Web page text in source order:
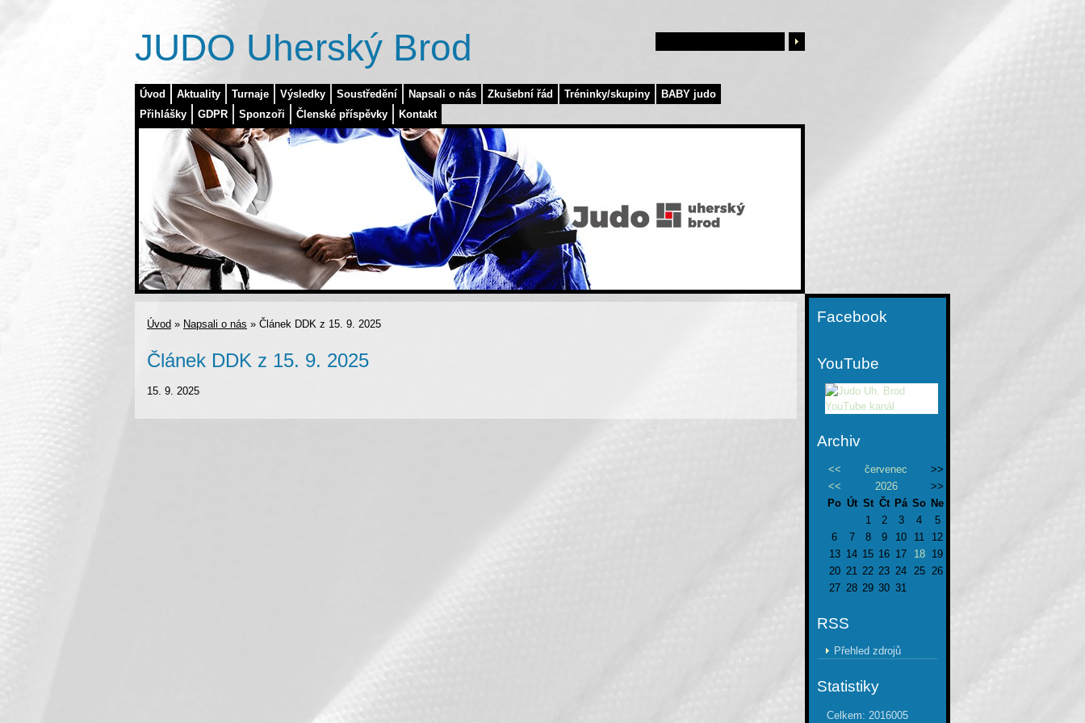
Úvod Aktuality Turnaje Výsledky Soustředění Napsali o nás Zkušební řád Tréninky/skupiny
BABY judo
Přihlášky
GDPR Sponzoři Členské příspěvky Kontakt
JUDO Uherský Brod
Úvod » Napsali o nás » Článek DDK z 15. 9. 2025
Článek DDK z 15. 9. 2025
15. 9. 2025
Facebook
YouTube
Archiv
<< červenec
>>
<<
2026
>>
Po Út St Čt Pá So Ne
1
2 3 4
5
6
7 8 9 10 11
12
13 14 15 16 17 18
19
20 21 22 23 24 25 26
27 28 29 30 31
RSS
Přehled zdrojů
Statistiky
Celkem: 2016005